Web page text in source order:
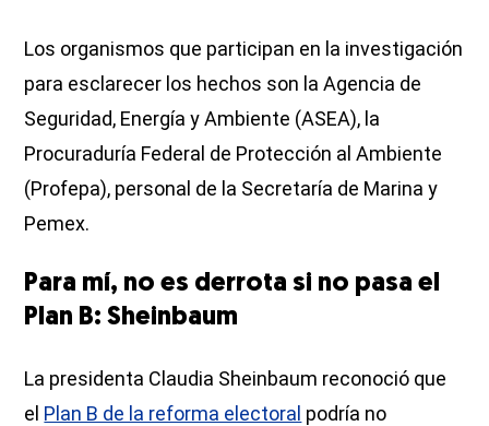
Los organismos que participan en la investigación
para esclarecer los hechos son la Agencia de
Seguridad, Energía y Ambiente (ASEA), la
Procuraduría Federal de Protección al Ambiente
(Profepa), personal de la Secretaría de Marina y
Pemex.
Para mí, no es derrota si no pasa el
Plan B: Sheinbaum
La presidenta Claudia Sheinbaum reconoció que
el Plan B de la reforma electoral podría no